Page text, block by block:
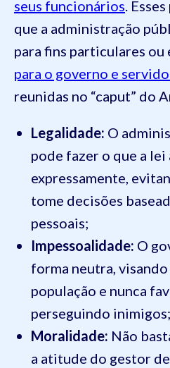
seus funcionários.
que a administração
para fins particulares ou
para o governo e
reunidas no “caput” do
Legalidade: O
pode fazer o que a
expressamente,
tome decisões
pessoais;
Impessoalidade: O
forma neutra,
população e nunca
perseguindo inimigos;
Moralidade: Não
a atitude do gestor